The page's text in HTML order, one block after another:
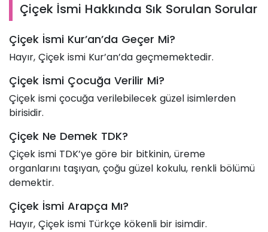
Çiçek İsmi Hakkında Sık Sorulan Sorular
Çiçek İsmi Kur’an’da Geçer Mi?
Hayır, Çiçek ismi Kur’an’da geçmemektedir.
Çiçek İsmi Çocuğa Verilir Mi?
Çiçek ismi çocuğa verilebilecek güzel isimlerden
birisidir.
Çiçek Ne Demek TDK?
Çiçek ismi TDK’ye göre bir bitkinin, üreme
organlarını taşıyan, çoğu güzel kokulu, renkli bölümü
demektir.
Çiçek İsmi Arapça Mı?
Hayır, Çiçek ismi Türkçe kökenli bir isimdir.